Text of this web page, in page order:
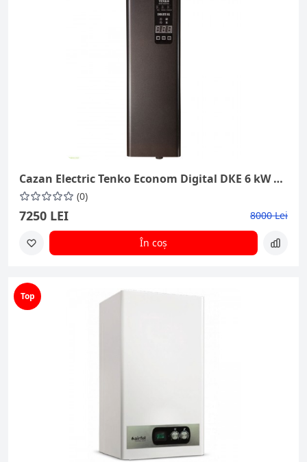
Cazan Electric Tenko Econom Digital DКЕ 6 kW 220V
(0)
7250 LEI 8000 Lei
În coș
Top